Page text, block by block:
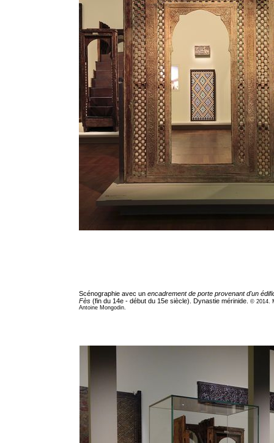
Scénographie avec un encadrement de porte provenant d'un
Fès (fin du 14e - début du 15e siècle). Dynastie mérinide. © 2014.
Antoine Mongodin.